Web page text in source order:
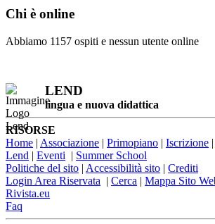
Chi è online
Abbiamo 1157 ospiti e nessun utente online
LEND
lingua e nuova didattica
RISORSE
Home | Associazione | Primopiano | Iscrizione |
Lend | Eventi | Summer School
Politiche del sito | Accessibilità sito | Crediti
Login Area Riservata | Cerca | Mappa Sito
Rivista.eu
Faq